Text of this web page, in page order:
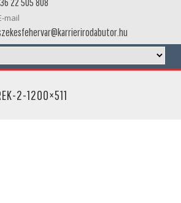
mail
2-1200×511